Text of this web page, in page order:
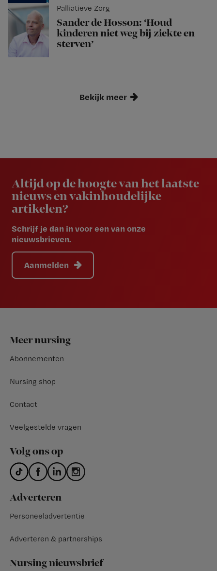
Palliatieve Zorg
Sander de Hosson: ‘Houd
kinderen niet weg bij ziekte en
sterven’
Bekijk meer
Altijd op de hoogte van het laatste
nieuws en vakinhoudelijke
artikelen?
Schrijf je dan in voor een van onze
nieuwsbrieven.
Aanmelden
Footer
Meer nursing
Abonnementen
Nursing shop
Contact
Veelgestelde vragen
Volg ons op
Adverteren
Personeeladvertentie
Adverteren & partnerships
Nursing nieuwsbrief